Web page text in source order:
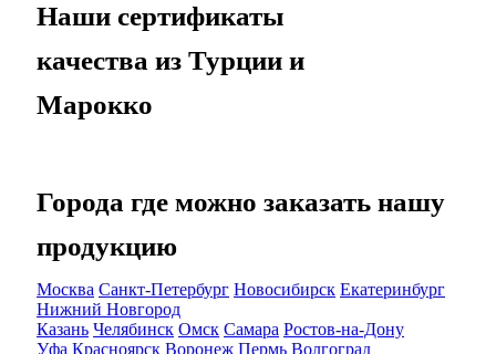
Наши сертификаты
качества из Турции и
Марокко
Города где можно заказать нашу
продукцию
Москва Санкт-Петербург Новосибирск Екатеринбург
Нижний Новгород
Казань Челябинск Омск Самара Ростов-на-Дону
Уфа Красноярск Воронеж Пермь Волгоград